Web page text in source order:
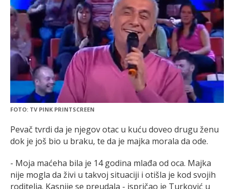
FOTO: TV PINK PRINTSCREEN
Pevač tvrdi da je njegov otac u kuću doveo drugu ženu
dok je još bio u braku, te da je majka morala da ode.
- Moja maćeha bila je 14 godina mlađa od oca. Majka
nije mogla da živi u takvoj situaciji i otišla je kod svojih
roditelja. Kasnije se preudala - ispričao je Turković u